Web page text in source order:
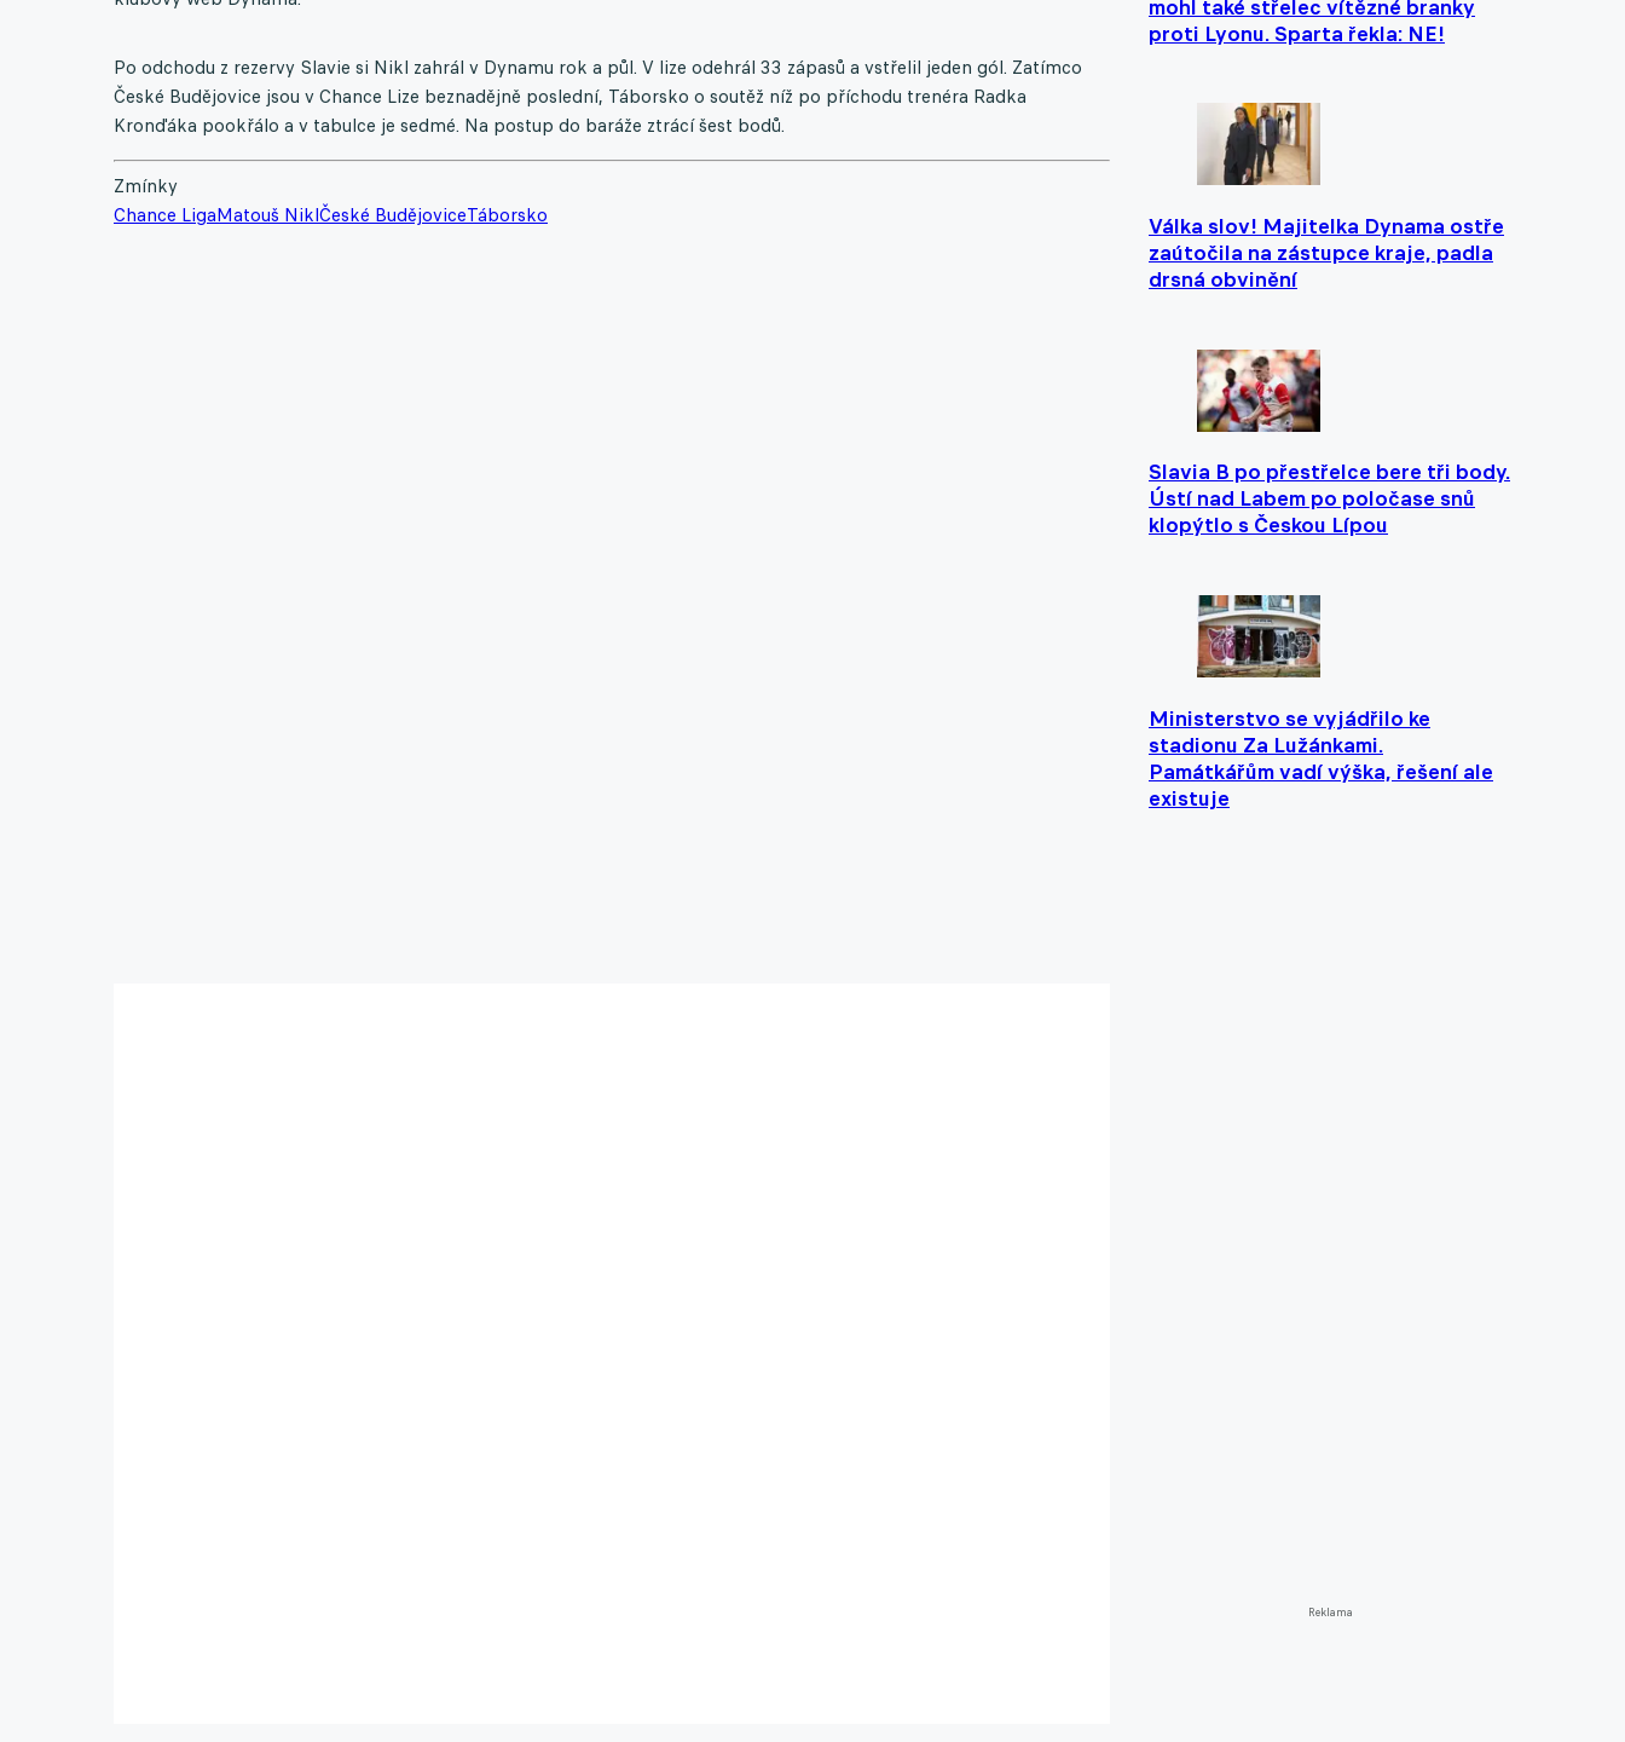
mohl také střelec vítězné branky
proti Lyonu. Sparta řekla: NE!
Válka slov! Majitelka Dynama ostře
zaútočila na zástupce kraje, padla
drsná obvinění
Slavia B po přestřelce bere tři body.
Ústí nad Labem po poločase snů
klopýtlo s Českou Lípou
Ministerstvo se vyjádřilo ke
stadionu Za Lužánkami.
Památkářům vadí výška, řešení ale
existuje
Reklama
Po odchodu z rezervy Slavie si Nikl zahrál v Dynamu rok a půl. V lize odehrál 33 zápasů a vstřelil jeden gól. Zatímco
České Budějovice jsou v Chance Lize beznadějně poslední, Táborsko o soutěž níž po příchodu trenéra Radka
Kronďáka pookřálo a v tabulce je sedmé. Na postup do baráže ztrácí šest bodů.
Zmínky
Chance LigaMatouš NiklČeské BudějoviceTáborsko